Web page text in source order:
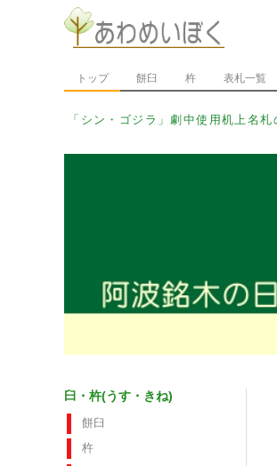
トップ 餅臼 杵 表札一覧
「シ_
臼・杵(うす・きね)
餅臼
杵